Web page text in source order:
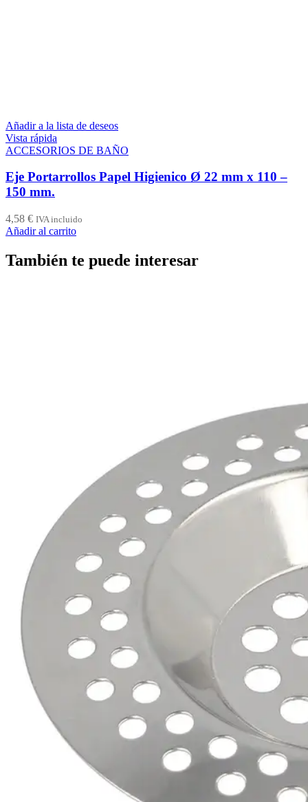
Añadir a la lista de deseos
Vista rápida
ACCESORIOS DE BAÑO
Eje Portarrollos Papel Higienico Ø 22 mm x 110 –
150 mm.
4,58 € IVA incluido
Añadir al carrito
También te puede interesar